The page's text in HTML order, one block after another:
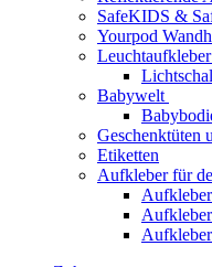
SafeKIDS &
Yourpod
Leuchtaufkleber
Babywelt
Geschenktüten
Etiketten
Aufkleber für